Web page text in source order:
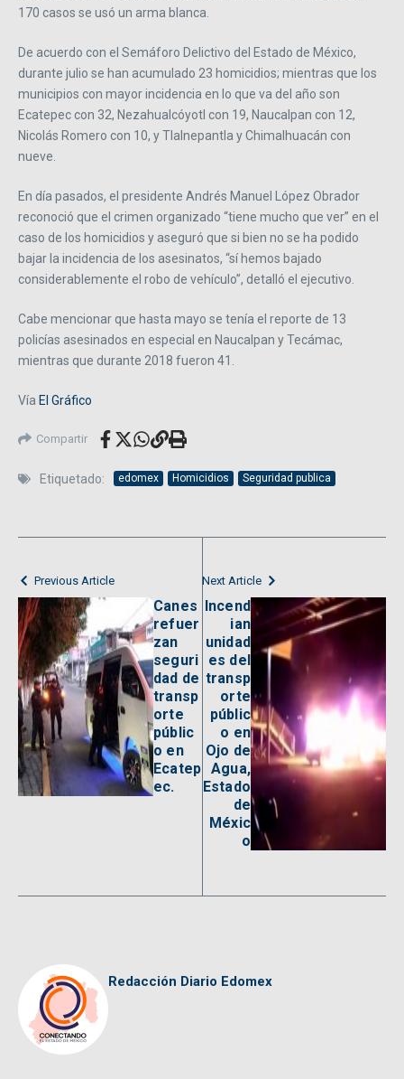
170 casos se usó un arma blanca.
De acuerdo con el Semáforo Delictivo del Estado de México,
durante julio se han acumulado 23 homicidios; mientras que los
municipios con mayor incidencia en lo que va del año son
Ecatepec con 32, Nezahualcóyotl con 19, Naucalpan con 12,
Nicolás Romero con 10, y Tlalnepantla y Chimalhuacán con
nueve.
En día pasados, el presidente Andrés Manuel López Obrador
reconoció que el crimen organizado “tiene mucho que ver” en el
caso de los homicidios y aseguró que si bien no se ha podido
bajar la incidencia de los asesinatos, “sí hemos bajado
considerablemente el robo de vehículo”, detalló el ejecutivo.
Cabe mencionar que hasta mayo se tenía el reporte de 13
policías asesinados en especial en Naucalpan y Tecámac,
mientras que durante 2018 fueron 41.
Vía El Gráfico
Compartir
Etiquetado: edomex Homicidios Seguridad publica
Previous Article
Canes
refuer
zan
seguri
dad de
transp
orte
públic
o en
Ecatep
ec.
Next Article
Incend
ian
unidad
es del
transp
orte
públic
o en
Ojo de
Agua,
Estado
de
Méxic
o
Redacción Diario Edomex